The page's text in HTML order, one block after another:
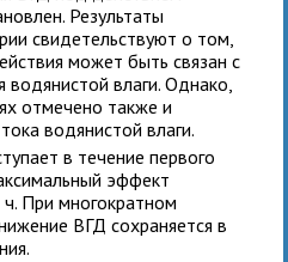
Результаты
свидетельствуют о том,
может быть связан с
влаги. Однако,
отмечено также и
водянистой влаги.
в течение первого
эффект
При многократном
ВГД сохраняется в